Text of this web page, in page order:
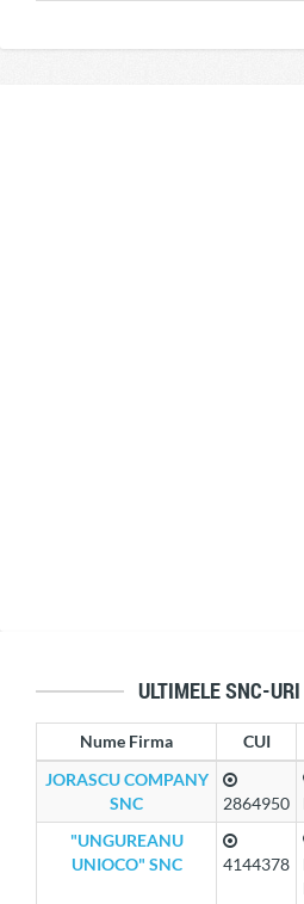
ULTIMELE SNC-
Nume Firma CUI
JORASCU COMPANY
SNC
2864950
"UNGUREANU
UNIOCO" SNC
4144378